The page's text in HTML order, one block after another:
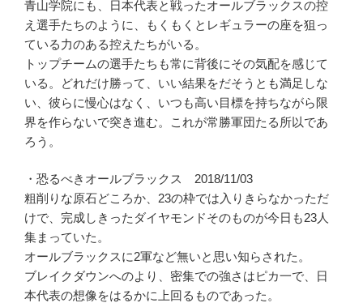
青山学院にも、日本代表と戦ったオールブラックスの控
え選手たちのように、もくもくとレギュラーの座を狙っ
ている力のある控えたちがいる。
トップチームの選手たちも常に背後にその気配を感じて
いる。どれだけ勝って、いい結果をだそうとも満足しな
い、彼らに慢心はなく、いつも高い目標を持ちながら限
界を作らないで突き進む。これが常勝軍団たる所以であ
ろう。
・恐るべきオールブラックス 2018/11/03
粗削りな原石どころか、23の枠では入りきらなかっただ
けで、完成しきったダイヤモンドそのものが今日も23人
集まっていた。
オールブラックスに2軍など無いと思い知らされた。
ブレイクダウンへのより、密集での強さはピカ一で、日
本代表の想像をはるかに上回るものであった。